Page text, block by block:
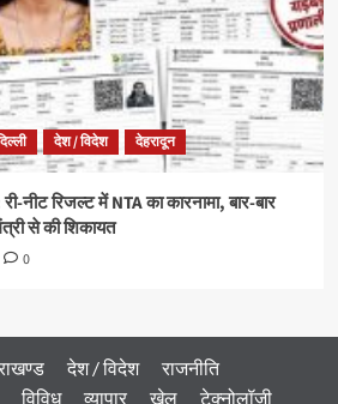
देश / विदेश देहरादून
रिजल्ट में NTA का कारनामा, बार-बार
से की शिकायत
0
देश / विदेश
राजनीति
विविध व्यापार खेल टेक्नोलॉजी